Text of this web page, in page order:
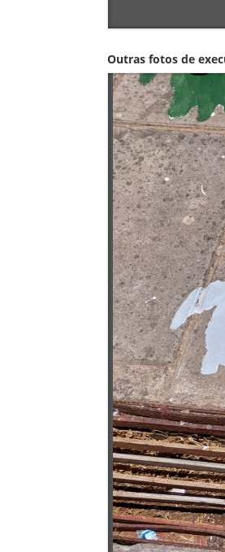
Outras fotos de